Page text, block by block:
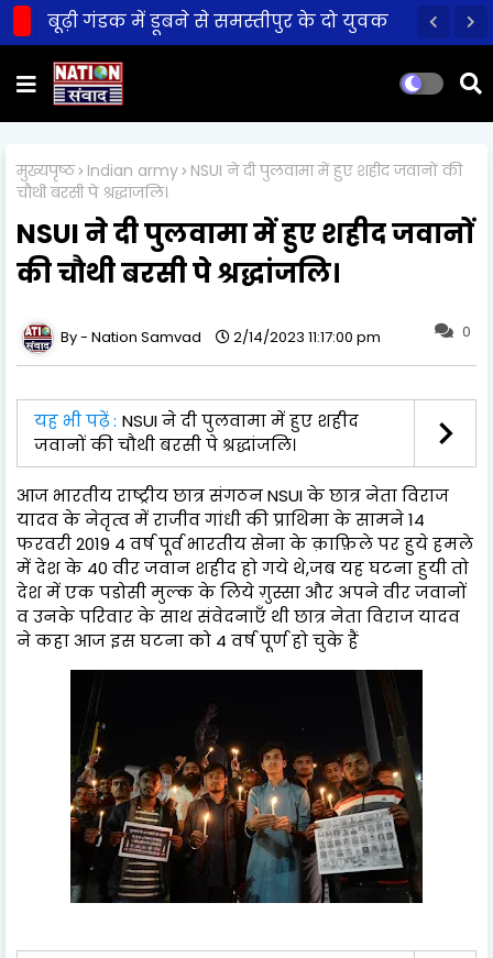
बूढ़ी गंडक में डूबने से समस्तीपुर के दो युवक
मुख्यपृष्ठ Indian army NSUI ने दी पुलवामा में हुए शहीद जवानों की
चौथी बरसी पे श्रद्धांजलि।
NSUI ने दी पुलवामा में हुए शहीद जवानों
की चौथी बरसी पे श्रद्धांजलि।
0
Nation Samvad 2/14/2023 11:17:00 pm
यह भी पढ़ें : NSUI ने दी पुलवामा में हुए शहीद
जवानों की चौथी बरसी पे श्रद्धांजलि।
आज भारतीय राष्ट्रीय छात्र संगठन NSUI के छात्र नेता विराज
यादव के नेतृत्व में राजीव गांधी की प्राथिमा के सामने 14
फरवरी 2019 4 वर्ष पूर्व भारतीय सेना के क़ाफ़िले पर हुये हमले
में देश के 40 वीर जवान शहीद हो गये थे,जब यह घटना हुयी तो
देश में एक पडोसी मुल्क के लिये ग़ुस्सा और अपने वीर जवानों
व उनके परिवार के साथ संवेदनाएँ थी छात्र नेता विराज यादव
ने कहा आज इस घटना को 4 वर्ष पूर्ण हो चुके हैं